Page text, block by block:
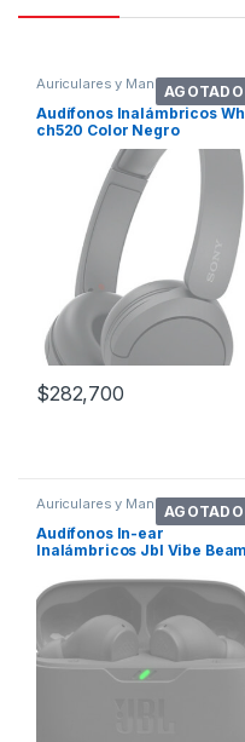
AGOTADO
Auriculares y Manos Libres
Audífonos Inalámbricos
ch520 Color Negro
$282,700
AGOTADO
Auriculares y Manos Libres
Audífonos In-ear
Inalámbricos Jbl Vibe Beam